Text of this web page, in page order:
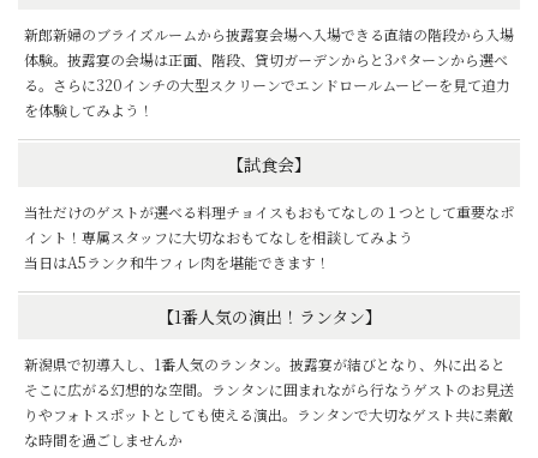
新郎新婦のブライズルームから披露宴会場へ入場できる直結の階段から入場
体験。披露宴の会場は正面、階段、貸切ガーデンからと3パターンから選べ
る。さらに320インチの大型スクリーンでエンドロールムービーを見て迫力
を体験してみよう！
【試食会】
当社だけのゲストが選べる料理チョイスもおもてなしの１つとして重要なポ
イント！専属スタッフに大切なおもてなしを相談してみよう
当日はA5ランク和牛フィレ肉を堪能できます！
【1番人気の演出！ランタン】
新潟県で初導入し、1番人気のランタン。披露宴が結びとなり、外に出ると
そこに広がる幻想的な空間。ランタンに囲まれながら行なうゲストのお見送
りやフォトスポットとしても使える演出。ランタンで大切なゲスト共に素敵
な時間を過ごしませんか